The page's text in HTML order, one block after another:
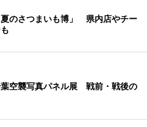
のさつまいも博」 県内店やチー
空襲写真パネル展 戦前・戦後の